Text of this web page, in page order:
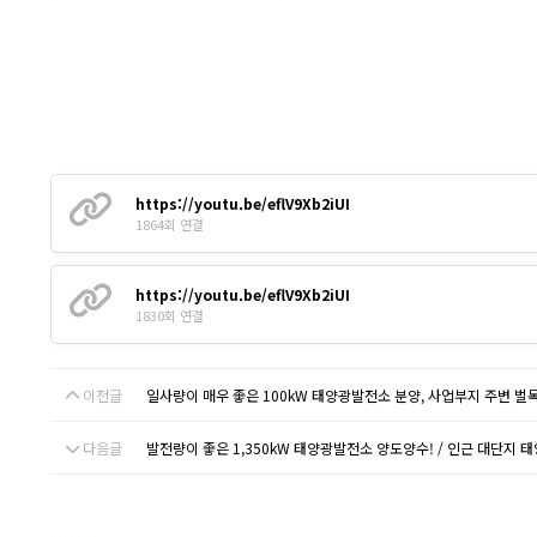
https://youtu.be/eflV9Xb2iUI
1864회 연결
https://youtu.be/eflV9Xb2iUI
1830회 연결
이전글 일사량이 매우 좋은 100kW 태양광발전소 분양, 사업부지 주변 벌
다음글 발전량이 좋은 1,350kW 태양광발전소 양도양수! / 인근 대단지